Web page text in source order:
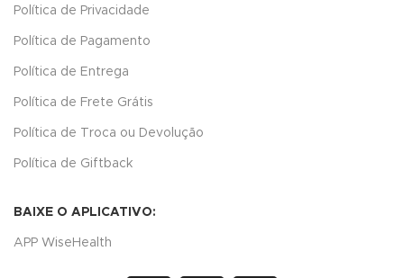
Política de Privacidade
Política de Pagamento
Política de Entrega
Política de Frete Grátis
Política de Troca ou Devolução
Política de Giftback
BAIXE O APLICATIVO:
APP WiseHealth